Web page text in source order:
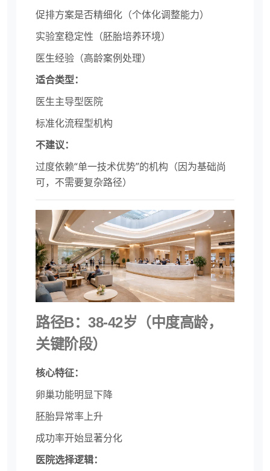
促排方案是否精细化（个体化调整能力）
实验室稳定性（胚胎培养环境）
医生经验（高龄案例处理）
适合类型：
医生主导型医院
标准化流程型机构
不建议：
过度依赖“单一技术优势”的机构（因为基础尚
可，不需要复杂路径）
路径B：38-42岁（中度高龄，
关键阶段）
核心特征：
卵巢功能明显下降
胚胎异常率上升
成功率开始显著分化
医院选择逻辑：